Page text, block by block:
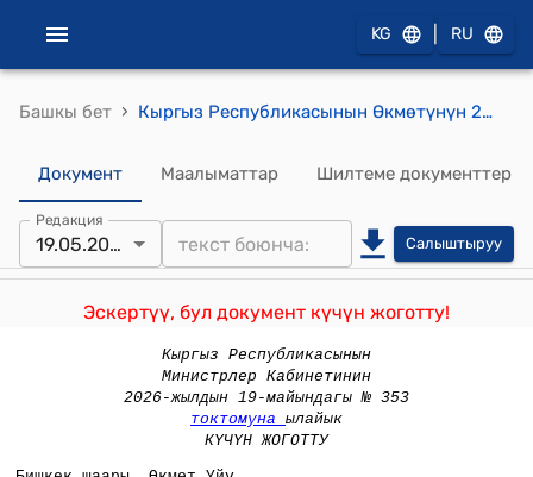
KG RU
Башкы бет › Кыргыз Республикасынын Өкмөтүнүн 2005-жылдын 10-февралындагы № 71 "Кыргыз Республикасынын Өкмөтүнүн 2002-жылдын 3-июлундагы № 457 "Жер участогуна укукту күбөлөндүргөн документтердин формаларын бекитүү жөнүндө" токтомуна толуктоолорду жана өзгөртүү киргизүү тууралуу" токтому
Документ Маалыматтар Шилтеме документтер
Редакция
19.05.2026 Салыштыруу
Эскертүү, бул документ күчүн жоготту!